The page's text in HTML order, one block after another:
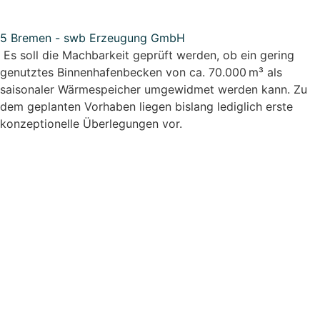
5 Bremen - swb Erzeugung GmbH
Es soll die Machbarkeit geprüft werden, ob ein gering
genutztes Binnenhafenbecken von ca. 70.000 m³ als
saisonaler Wärmespeicher umgewidmet werden kann. Zu
dem geplanten Vorhaben liegen bislang lediglich erste
konzeptionelle Überlegungen vor.